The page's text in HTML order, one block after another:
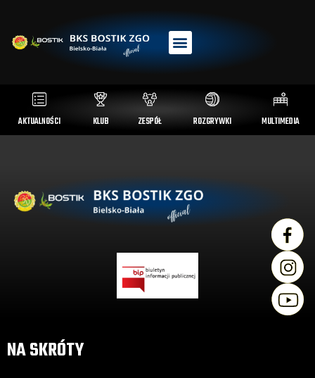
AKTUALNOŚCI KLUB ZESPÓŁ ROZGRYWKI MULTIMEDIA
NA SKRÓTY